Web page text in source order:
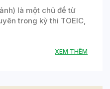
là một chủ đề từ
trong kỳ thi TOEIC,
XEM THÊM